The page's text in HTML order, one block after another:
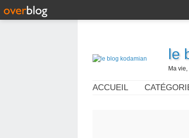
le
Ma
ACCUEIL